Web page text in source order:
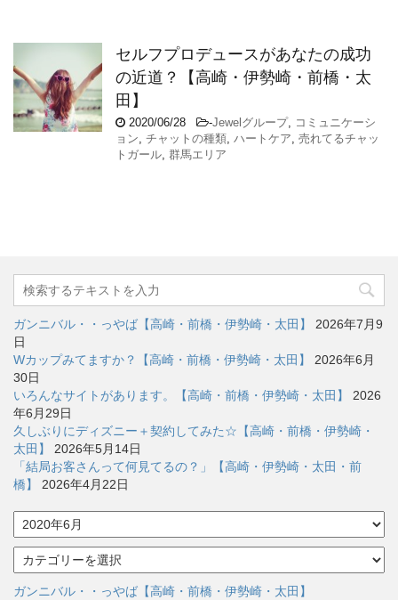
セルフプロデュースがあなたの成功
の近道？【高崎・伊勢崎・前橋・太
田】
2020/06/28 -Jewelグループ, コミュニケーシ
ョン, チャットの種類, ハートケア, 売れてるチャッ
トガール, 群馬エリア
ガンニバル・・っやば【高崎・前橋・伊勢崎・太田】
2026年7月9
日
Wカップみてますか？【高崎・前橋・伊勢崎・太田】
2026年6月
30日
いろんなサイトがあります。【高崎・前橋・伊勢崎・太田】
2026
年6月29日
久しぶりにディズニー＋契約してみた☆【高崎・前橋・伊勢崎・
太田】
2026年5月14日
「結局お客さんって何見てるの？」【高崎・伊勢崎・太田・前
橋】
2026年4月22日
ア
ー
カ
イ
ブ
カ
テ
ゴ
ガンニバル・・っやば【高崎・前橋・伊勢崎・太田】